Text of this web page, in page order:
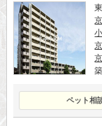
ペット相